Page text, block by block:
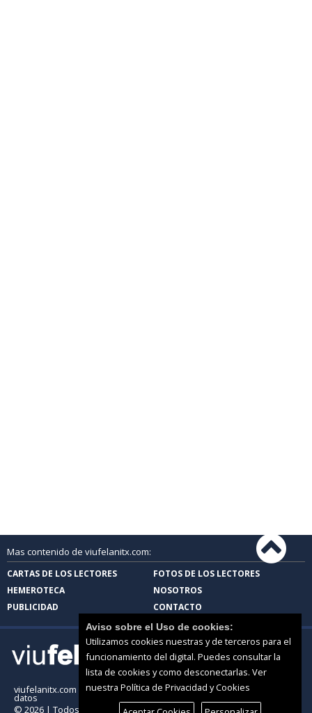
Mas contenido de viufelanitx.com:
CARTAS DE LOS LECTORES
FOTOS DE LOS LECTORES
HEMEROTECA
NOSOTROS
PUBLICIDAD
CONTACTO
viufelanitx.com | Términos de uso|Protección de
datos
© 2026 | Todos los derechos reservados
Aviso sobre el Uso de cookies:
Utilizamos cookies nuestras y de terceros para el
funcionamiento del digital. Puedes consultar la
lista de cookies y como desconectarlas. Ver
nuestra Política de Privacidad y Cookies